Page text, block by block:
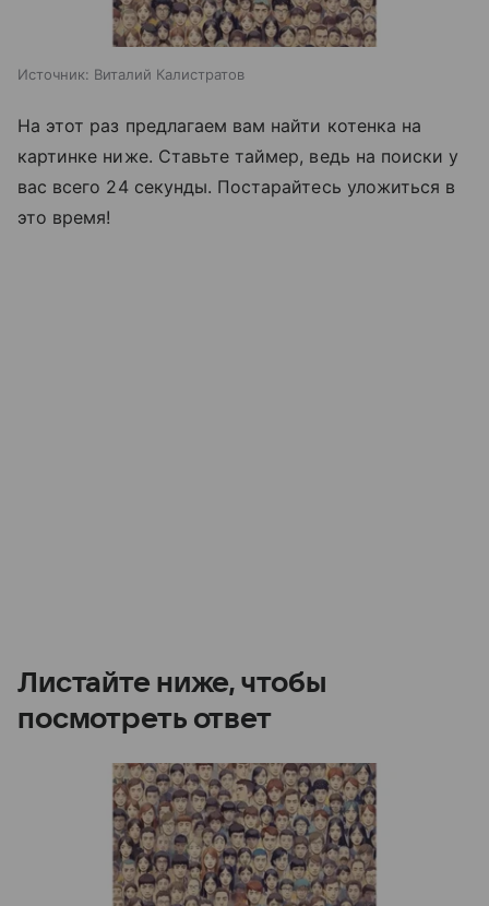
Источник: Виталий Калистратов
На этот раз предлагаем вам найти котенка на
картинке ниже. Ставьте таймер, ведь на поиски у
вас всего 24 секунды. Постарайтесь уложиться в
это время!
Листайте ниже, чтобы
посмотреть ответ